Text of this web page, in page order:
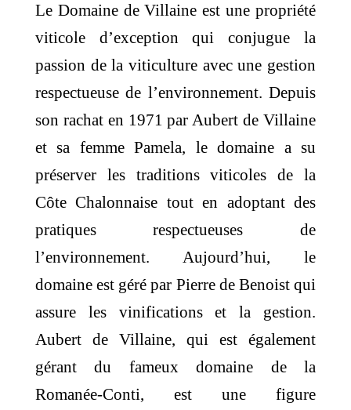
Le Domaine de Villaine est une propriété
viticole d’exception qui conjugue la
passion de la viticulture avec une gestion
respectueuse de l’environnement. Depuis
son rachat en 1971 par Aubert de Villaine
et sa femme Pamela, le domaine a su
préserver les traditions viticoles de la
Côte Chalonnaise tout en adoptant des
pratiques respectueuses de
l’environnement. Aujourd’hui, le
domaine est géré par Pierre de Benoist qui
assure les vinifications et la gestion.
Aubert de Villaine, qui est également
gérant du fameux domaine de la
Romanée-Conti, est une figure